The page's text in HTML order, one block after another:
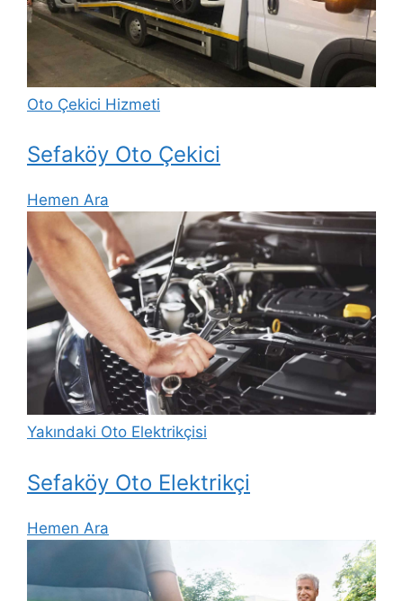
Oto Çekici Hizmeti
Sefaköy Oto Çekici
Hemen Ara
Yakındaki Oto Elektrikçisi
Sefaköy Oto Elektrikçi
Hemen Ara